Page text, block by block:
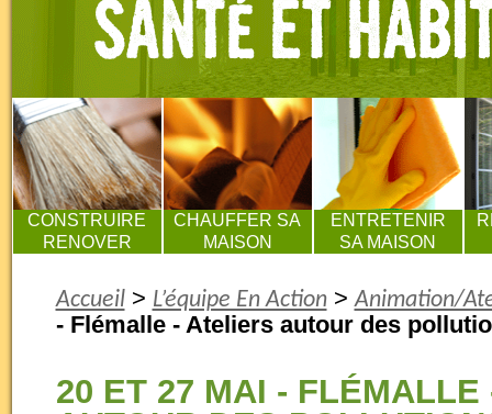
CONSTRUIRE
RENOVER
CHAUFFER SA
MAISON
ENTRETENIR
SA MAISON
Accueil> L’équipe En Action> Animation/
- Flémalle - Ateliers autour des
20 ET 27 MAI - FLÉMALLE